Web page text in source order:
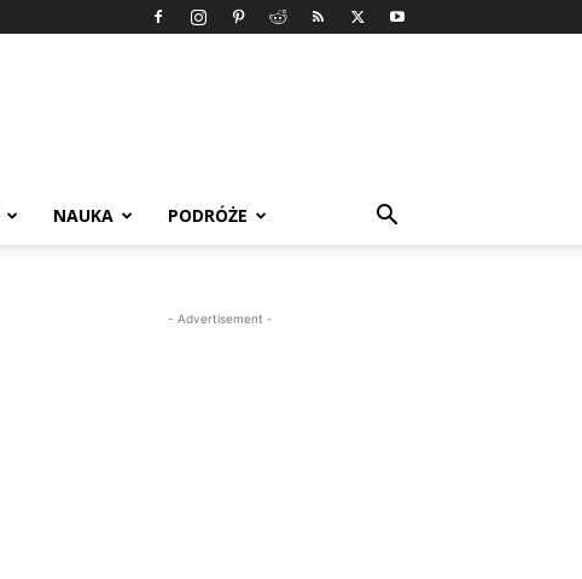
NAUKA PODRÓŻE
- Advertisement -